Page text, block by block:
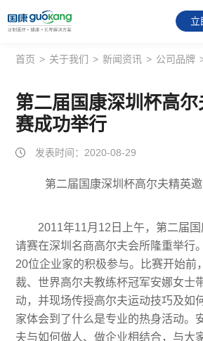
首页
面向会员
面向企业
立
首页 > 关于我们 > 新闻资讯 > 公司品牌
第二届国康深圳杯高
赛成功举行
发表时间：2020-08-29
第二届国康深圳杯高尔夫精英
2011年11月12日上午，第二届
请赛在深圳名商高尔夫会所隆重举行
20位企业家的积极参与。比赛开始前
裁、世界高尔夫教练杯冠军安娜女士
动，并现场传授高尔夫运动技巧及如
家体会到了什么是专业的热身活动。
夫与如何做人、做企业相结合，与大